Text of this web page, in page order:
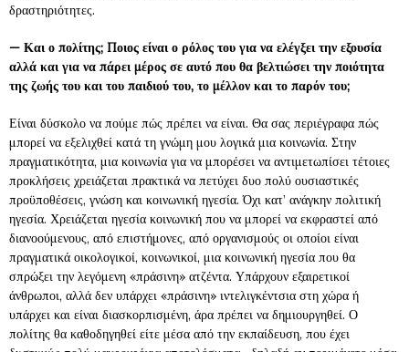
δραστηριότητες.
— Και ο πολίτης; Ποιος είναι ο ρόλος του για να ελέγξει την εξουσία
αλλά και για να πάρει μέρος σε αυτό που θα βελτιώσει την ποιότητα
της ζωής του και του παιδιού του, το μέλλον και το παρόν του;
Είναι δύσκολο να πούμε πώς πρέπει να είναι. Θα σας περιέγραφα πώς
μπορεί να εξελιχθεί κατά τη γνώμη μου λογικά μια κοινωνία. Στην
πραγματικότητα, μια κοινωνία για να μπορέσει να αντιμετωπίσει τέτοιες
προκλήσεις χρειάζεται πρακτικά να πετύχει δυο πολύ ουσιαστικές
προϋποθέσεις, γνώση και κοινωνική ηγεσία. Όχι κατ’ ανάγκην πολιτική
ηγεσία. Χρειάζεται ηγεσία κοινωνική που να μπορεί να εκφραστεί από
διανοούμενους, από επιστήμονες, από οργανισμούς οι οποίοι είναι
πραγματικά οικολογικοί, κοινωνικοί, μια κοινωνική ηγεσία που θα
σπρώξει την λεγόμενη «πράσινη» ατζέντα. Υπάρχουν εξαιρετικοί
άνθρωποι, αλλά δεν υπάρχει «πράσινη» ιντελιγκέντσια στη χώρα ή
υπάρχει και είναι διασκορπισμένη, άρα πρέπει να δημιουργηθεί. Ο
πολίτης θα καθοδηγηθεί είτε μέσα από την εκπαίδευση, που έχει